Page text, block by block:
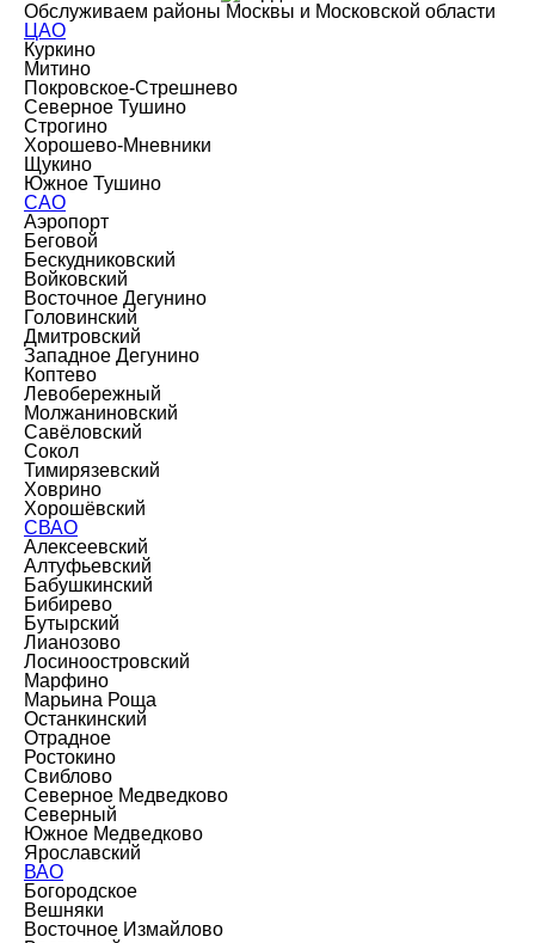
Обслуживаем районы Москвы и Московской области
ЦАО
Куркино
Митино
Покровское-Стрешнево
Северное Тушино
Строгино
Хорошево-Мневники
Щукино
Южное Тушино
САО
Аэропорт
Беговой
Бескудниковский
Войковский
Восточное Дегунино
Головинский
Дмитровский
Западное Дегунино
Коптево
Левобережный
Молжаниновский
Савёловский
Сокол
Тимирязевский
Ховрино
Хорошёвский
СВАО
Алексеевский
Алтуфьевский
Бабушкинский
Бибирево
Бутырский
Лианозово
Лосиноостровский
Марфино
Марьина Роща
Останкинский
Отрадное
Ростокино
Свиблово
Северное Медведково
Северный
Южное Медведково
Ярославский
ВАО
Богородское
Вешняки
Восточное Измайлово